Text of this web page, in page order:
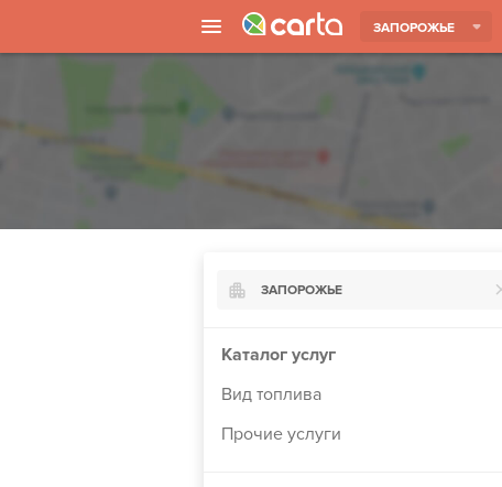
ЗАПОРОЖЬЕ
ЗАПОРОЖЬЕ
Борисполь
Запорожье
Каталог услуг
Вид топлива
Прочие услуги